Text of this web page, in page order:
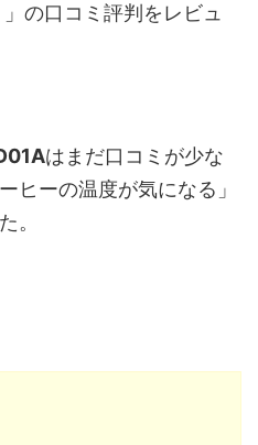
」の口コミ評判をレビュ
はまだ口コミが少な
ヒーの温度が気になる」
。